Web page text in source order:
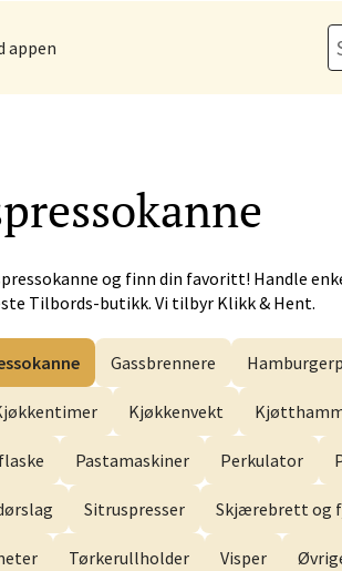
appen
og finn din favoritt! Handle
Tilbords-butikk. Vi tilbyr Klikk & Hent.
Gassbrennere
Kjøkkenvekt
Pastamaskiner Perkulator
Sitruspresser Skjærebrett og
Tørkerullholder Visper
Velg